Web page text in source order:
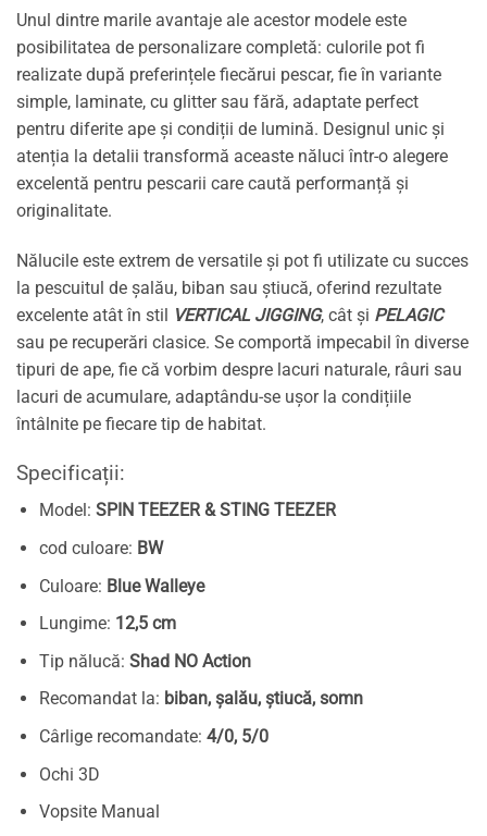
Unul dintre marile avantaje ale acestor modele este
posibilitatea de personalizare completă: culorile pot fi
realizate după preferințele fiecărui pescar, fie în variante
simple, laminate, cu glitter sau fără, adaptate perfect
pentru diferite ape și condiții de lumină. Designul unic și
atenția la detalii transformă aceaste năluci într-o alegere
excelentă pentru pescarii care caută performanță și
originalitate.
Nălucile este extrem de versatile și pot fi utilizate cu succes
la pescuitul de șalău, biban sau știucă, oferind rezultate
excelente atât în stil VERTICAL JIGGING, cât și PELAGIC
sau pe recuperări clasice. Se comportă impecabil în diverse
tipuri de ape, fie că vorbim despre lacuri naturale, râuri sau
lacuri de acumulare, adaptându-se ușor la condițiile
întâlnite pe fiecare tip de habitat.
Specificații:
Model: SPIN TEEZER & STING TEEZER
cod culoare: BW
Culoare: Blue Walleye
Lungime: 12,5 cm
Tip nălucă: Shad NO Action
Recomandat la: biban, șalău, știucă, somn
Cârlige recomandate: 4/0, 5/0
Ochi 3D
Vopsite Manual